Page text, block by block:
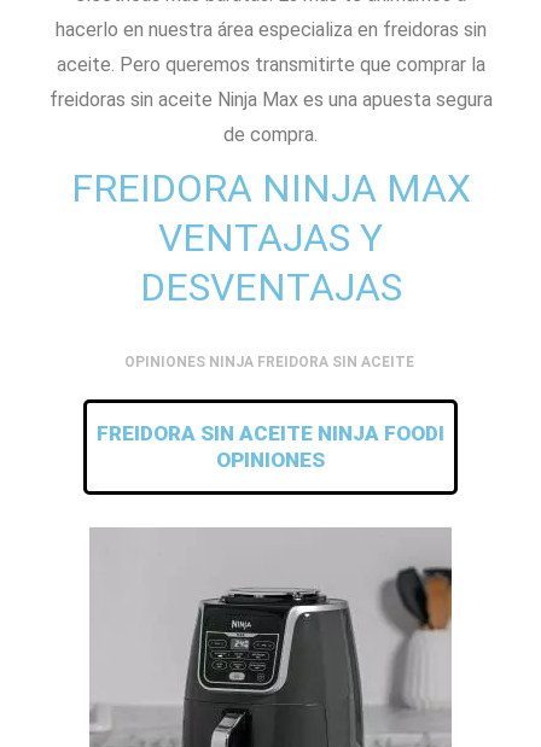
hacerlo en nuestra área especializa en freidoras sin
aceite. Pero queremos transmitirte que comprar la
freidoras sin aceite Ninja Max es una apuesta segura
de compra.
FREIDORA NINJA MAX
VENTAJAS Y
DESVENTAJAS
OPINIONES NINJA FREIDORA SIN ACEITE
FREIDORA SIN ACEITE NINJA FOODI
OPINIONES